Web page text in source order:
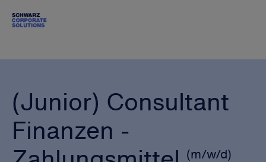
(Junior) Consultant
Finanzen -
(m/w/d)